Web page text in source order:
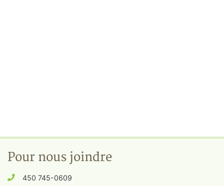
Pour nous joindre
450 745-0609